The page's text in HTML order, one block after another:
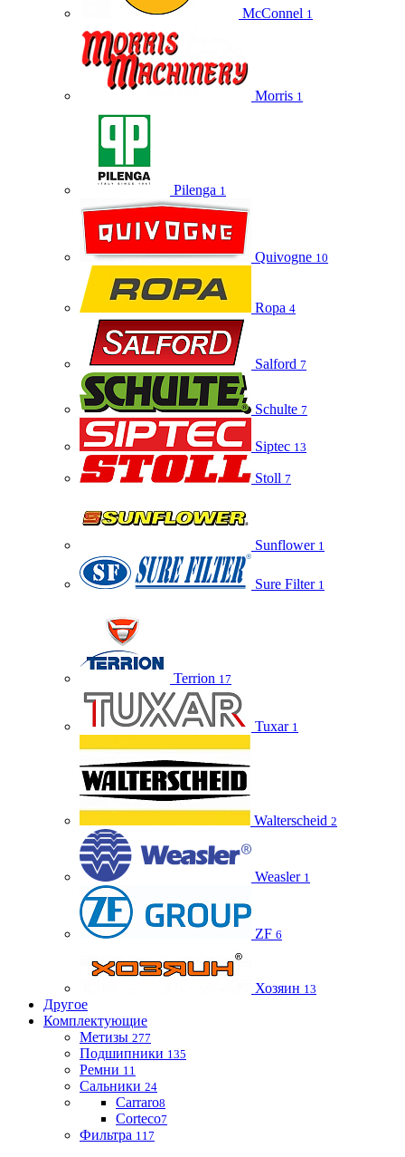
McConnel 1
Morris 1
Pilenga 1
Quivogne 10
Ropa 4
Salford 7
Schulte 7
Siptec 13
Stoll 7
Sunflower 1
Sure Filter 1
Terrion 17
Tuxar 1
Walterscheid 2
Weasler 1
ZF 6
Хозяин 13
Другое
Комплектующие
Метизы 277
Подшипники 135
Ремни 11
Сальники 24
Carraro8
Corteco7
Фильтра 117